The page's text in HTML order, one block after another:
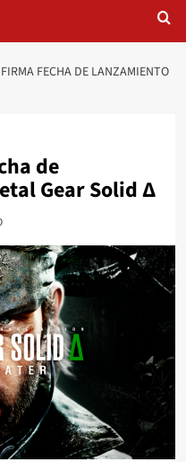
FECHA DE LANZAMIENTO
de
Gear Solid Δ